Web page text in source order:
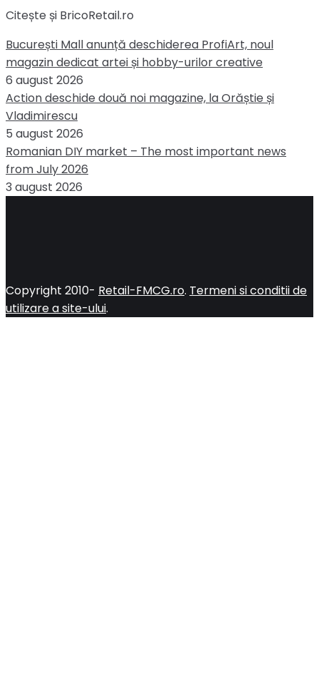
Citește și BricoRetail.ro
București Mall anunță deschiderea ProfiArt, noul
magazin dedicat artei și hobby-urilor creative
6 august 2026
Action deschide două noi magazine, la Orăștie și
Vladimirescu
5 august 2026
Romanian DIY market – The most important news
from July 2026
3 august 2026
Copyright 2010- Retail-FMCG.ro. Termeni si conditii de
utilizare a site-ului.